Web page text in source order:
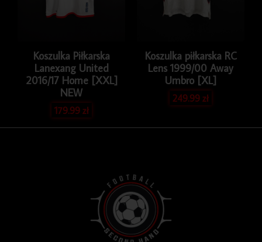
Koszulka Piłkarska
Lanexang United
2016/17 Home [XXL]
NEW
179.99zł
Koszulka piłkarska RC
Lens 1999/00 Away
Umbro [XL]
249.99zł